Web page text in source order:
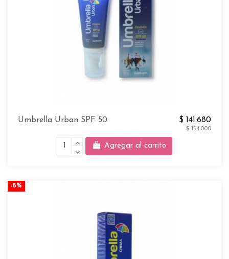
Umbrella Urban SPF 50 $ 141.680
$ 154.000
Agregar al carrito
-8%